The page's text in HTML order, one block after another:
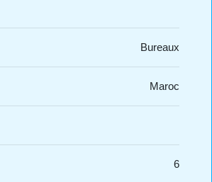
Bureaux
Maroc
6